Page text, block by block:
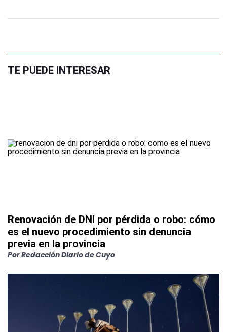
TE PUEDE INTERESAR
Renovación de DNI por pérdida o robo: cómo
es el nuevo procedimiento sin denuncia
previa en la provincia
PorRedacción Diario de Cuyo